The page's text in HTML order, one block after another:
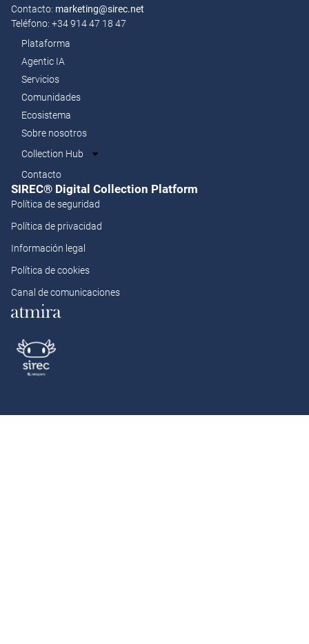
Contacto: marketing@sirec.net
Teléfono: +34 914 47 18 47
Plataforma
Agentic IA
Servicios
Comunidades
Ecosistema
Sobre nosotros
Collection Hub
Contacto
SIREC® Digital Collection Platform​
Política de seguridad
Política de privacidad
Información legal
Política de cookies
Canal de comunicaciones